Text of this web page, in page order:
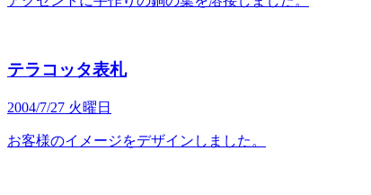
テラコッタ表札
2004/7/27 火曜日
お客様のイメージをデザインしました。